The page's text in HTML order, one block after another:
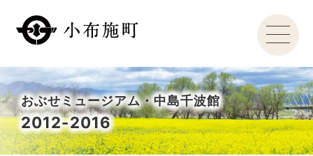
おぶせミュージアム・中島千波館
2012-2016